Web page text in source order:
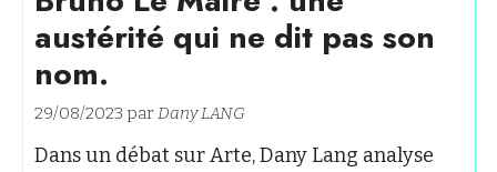
austérité qui ne dit pas son
nom.
29/08/2023 parDany LANG
Dans un débat sur Arte, Dany Lang analyse